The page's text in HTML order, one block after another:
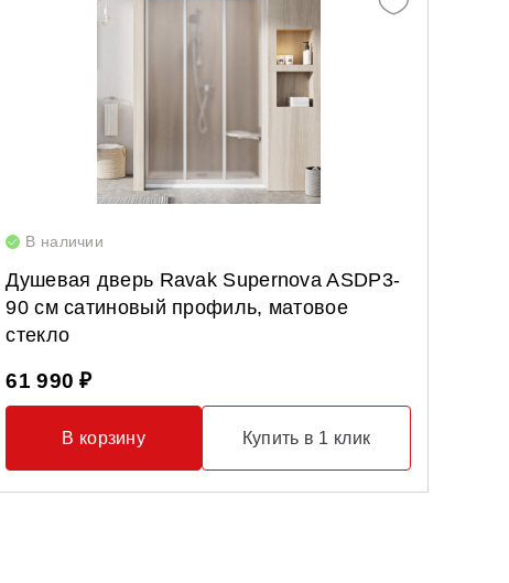
В наличии
Душевая дверь Ravak Supernova ASDP3-
90 см сатиновый профиль, матовое
стекло
61 990 ₽
В корзину Купить в 1 клик